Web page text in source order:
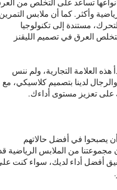
تساعد على التخلص من
وأكثر. كما أن ملابس
مستندة إلى تكنولوجيا
العرق في تصميم الليقنز
هذه العلامة التجارية، ولم ننس
لدينا بتصميم كلاسيكي، مع
تعزيز مستوى أداءك.
يصبحوا في أفضل حالاتهم
من الملابس الرياضية
أفضل أداء لديك، سواء كنت